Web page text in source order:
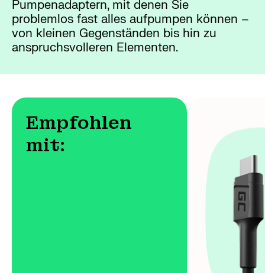
Pumpenadaptern, mit denen Sie
problemlos fast alles aufpumpen können –
von kleinen Gegenständen bis hin zu
anspruchsvolleren Elementen.
Empfohlen
mit: